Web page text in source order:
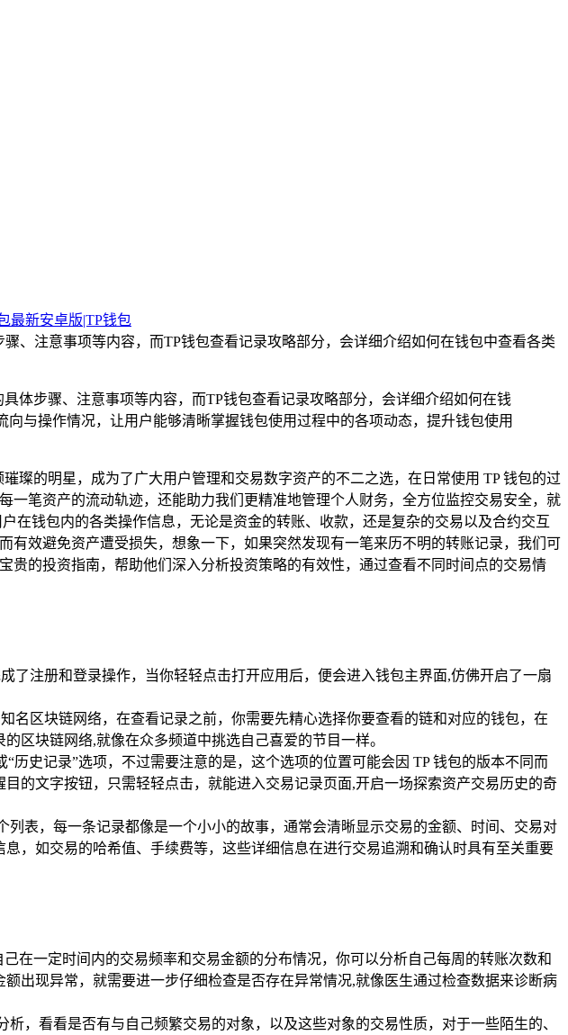
最新安卓版|TP钱包
、注意事项等内容，而TP钱包查看记录攻略部分，会详细介绍如何在钱包中查看各类
体步骤、注意事项等内容，而TP钱包查看记录攻略部分，会详细介绍如何在钱
与操作情况，让用户能够清晰掌握钱包使用过程中的各项动态，提升钱包使用
璨的明星，成为了广大用户管理和交易数字资产的不二之选，在日常使用 TP 钱包的过
笔资产的流动轨迹，还能助力我们更精准地管理个人财务，全方位监控交易安全，就
在钱包内的各类操作信息，无论是资金的转账、收款，还是复杂的交易以及合约交互
效避免资产遭受损失，想象一下，如果突然发现有一笔来历不明的转账记录，我们可
的投资指南，帮助他们深入分析投资策略的有效性，通过查看不同时间点的交易情
了注册和登录操作，当你轻轻点击打开应用后，便会进入钱包主界面,仿佛开启了一扇
名区块链网络，在查看记录之前，你需要先精心选择你要查看的链和对应的钱包，在
区块链网络,就像在众多频道中挑选自己喜爱的节目一样。
史记录”选项，不过需要注意的是，这个选项的位置可能会因 TP 钱包的版本不同而
的文字按钮，只需轻轻点击，就能进入交易记录页面,开启一场探索资产交易历史的奇
表，每一条记录都像是一个小小的故事，通常会清晰显示交易的金额、时间、交易对
，如交易的哈希值、手续费等，这些详细信息在进行交易追溯和确认时具有至关重要
在一定时间内的交易频率和交易金额的分布情况，你可以分析自己每周的转账次数和
出现异常，就需要进一步仔细检查是否存在异常情况,就像医生通过检查数据来诊断病
，看看是否有与自己频繁交易的对象，以及这些对象的交易性质，对于一些陌生的、